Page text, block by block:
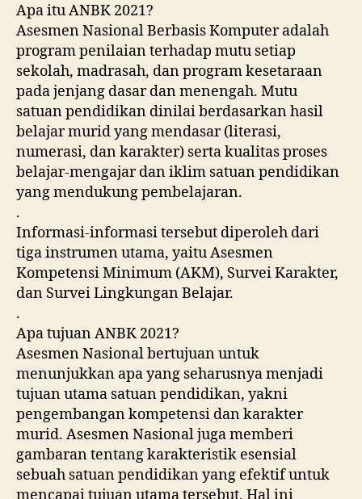
Apa itu ANBK 2021?
Asesmen Nasional Berbasis Komputer adalah
program penilaian terhadap mutu setiap
sekolah, madrasah, dan program kesetaraan
pada jenjang dasar dan menengah. Mutu
satuan pendidikan dinilai berdasarkan hasil
belajar murid yang mendasar (literasi,
numerasi, dan karakter) serta kualitas proses
belajar-mengajar dan iklim satuan pendidikan
yang mendukung pembelajaran.
.
Informasi-informasi tersebut diperoleh dari
tiga instrumen utama, yaitu Asesmen
Kompetensi Minimum (AKM), Survei Karakter,
dan Survei Lingkungan Belajar.
.
Apa tujuan ANBK 2021?
Asesmen Nasional bertujuan untuk
menunjukkan apa yang seharusnya menjadi
tujuan utama satuan pendidikan, yakni
pengembangan kompetensi dan karakter
murid. Asesmen Nasional juga memberi
gambaran tentang karakteristik esensial
sebuah satuan pendidikan yang efektif untuk
mencapai tujuan utama tersebut. Hal ini